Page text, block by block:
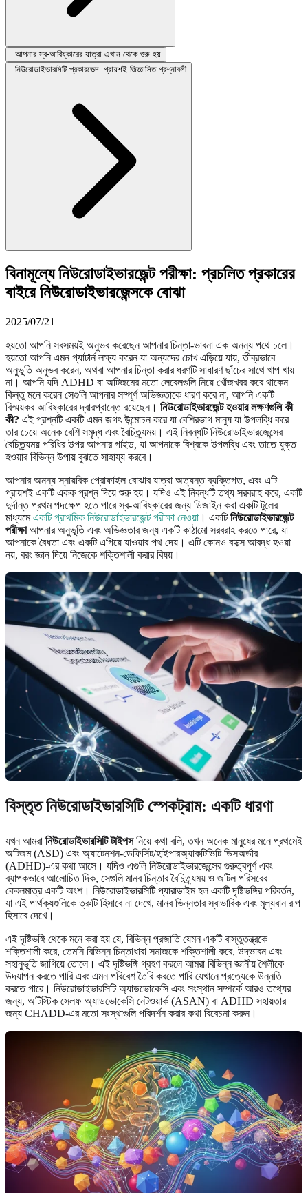
আপনার স্ব-আবিষ্কারের যাত্রা এখান থেকে শুরু হয়
নিউরোডাইভারসিটি প্রকারভেদ: প্রায়শই জিজ্ঞাসিত প্রশ্নাবলী
বিনামূল্যে নিউরোডাইভারজেন্ট পরীক্ষা: প্রচলিত প্রকারের
বাইরে নিউরোডাইভারজেন্সকে বোঝা
2025/07/21
হয়তো আপনি সবসময়ই অনুভব করেছেন আপনার চিন্তা-ভাবনা এক অনন্য পথে চলে।
হয়তো আপনি এমন প্যাটার্ন লক্ষ্য করেন যা অন্যদের চোখ এড়িয়ে যায়, তীব্রভাবে
অনুভূতি অনুভব করেন, অথবা আপনার চিন্তা করার ধরণটি সাধারণ ছাঁচের সাথে খাপ খায়
না। আপনি যদি ADHD বা অটিজমের মতো লেবেলগুলি নিয়ে খোঁজখবর করে থাকেন
কিন্তু মনে করেন সেগুলি আপনার সম্পূর্ণ অভিজ্ঞতাকে ধারণ করে না, আপনি একটি
বিস্ময়কর আবিষ্কারের দ্বারপ্রান্তে রয়েছেন। নিউরোডাইভারজেন্ট হওয়ার লক্ষণগুলি কী
কী? এই প্রশ্নটি একটি এমন জগৎ উন্মোচন করে যা বেশিরভাগ মানুষ যা উপলব্ধি করে
তার চেয়ে অনেক বেশি সমৃদ্ধ এবং বৈচিত্র্যময়। এই নিবন্ধটি নিউরোডাইভারজেন্সের
বৈচিত্র্যময় পরিধির উপর আপনার গাইড, যা আপনাকে বিশ্বকে উপলব্ধি এবং তাতে যুক্ত
হওয়ার বিভিন্ন উপায় বুঝতে সাহায্য করবে।
আপনার অনন্য স্নায়বিক প্রোফাইল বোঝার যাত্রা অত্যন্ত ব্যক্তিগত, এবং এটি
প্রায়শই একটি একক প্রশ্ন দিয়ে শুরু হয়। যদিও এই নিবন্ধটি তথ্য সরবরাহ করে, একটি
দুর্দান্ত প্রথম পদক্ষেপ হতে পারে স্ব-আবিষ্কারের জন্য ডিজাইন করা একটি টুলের
মাধ্যমেএকটি প্রাথমিক নিউরোডাইভারজেন্ট পরীক্ষা নেওয়া । একটিনিউরোডাইভারজেন্ট
পরীক্ষাআপনার অনুভূতি এবং অভিজ্ঞতার জন্য একটি কাঠামো সরবরাহ করতে পারে, যা
আপনাকে বৈধতা এবং একটি এগিয়ে যাওয়ার পথ দেয়। এটি কোনও বাক্সে আবদ্ধ হওয়া
নয়, বরং জ্ঞান দিয়ে নিজেকে শক্তিশালী করার বিষয়।
বিস্তৃত নিউরোডাইভারসিটি স্পেকট্রাম: একটি ধারণা
যখন আমরা নিউরোডাইভারসিটি টাইপসনিয়ে কথা বলি, তখন অনেক মানুষের মনে প্রথমেই
অটিজম (ASD) এবং অ্যাটেনশন-ডেফিসিট/হাইপারঅ্যাকটিভিটি ডিসঅর্ডার
(ADHD)-এর কথা আসে। যদিও এগুলি নিউরোডাইভারজেন্সের গুরুত্বপূর্ণ এবং
ব্যাপকভাবে আলোচিত দিক, সেগুলি মানব চিন্তার বৈচিত্র্যময় ও জটিল পরিসরের
কেবলমাত্র একটি অংশ। নিউরোডাইভারসিটি প্যারাডাইম হল একটি দৃষ্টিভঙ্গির পরিবর্তন,
যা এই পার্থক্যগুলিকে ত্রুটি হিসাবে না দেখে, মানব ভিন্নতার স্বাভাবিক এবং মূল্যবান রূপ
হিসাবে দেখে।
এই দৃষ্টিভঙ্গি থেকে মনে করা হয় যে, বিভিন্ন প্রজাতি যেমন একটি বাস্তুতন্ত্রকে
শক্তিশালী করে, তেমনি বিভিন্ন চিন্তাধারা সমাজকে শক্তিশালী করে, উদ্ভাবন এবং
সহানুভূতি জাগিয়ে তোলে। এই দৃষ্টিভঙ্গি গ্রহণ করলে আমরা বিভিন্ন জ্ঞানীয় শৈলীকে
উদযাপন করতে পারি এবং এমন পরিবেশ তৈরি করতে পারি যেখানে প্রত্যেকে উন্নতি
করতে পারে। নিউরোডাইভারসিটি অ্যাডভোকেসি এবং সংস্থান সম্পর্কে আরও তথ্যের
জন্য, অটিস্টিক সেলফ অ্যাডভোকেসি নেটওয়ার্ক (ASAN) বা ADHD সহায়তার
জন্য CHADD-এর মতো সংস্থাগুলি পরিদর্শন করার কথা বিবেচনা করুন।